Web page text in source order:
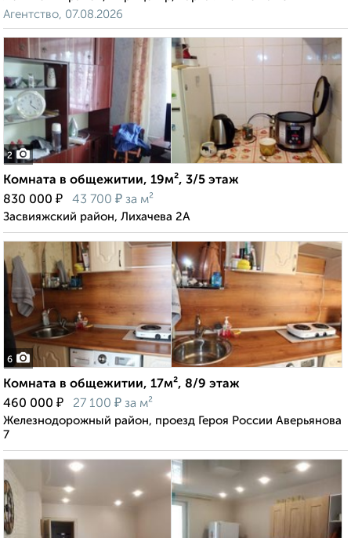
Агентство, 07.08.2026
2
Комната в общежитии, 19м², 3/5 этаж
830 000 ₽ 43 700 ₽ за м²
Засвияжский район, Лихачева 2А
6
Комната в общежитии, 17м², 8/9 этаж
460 000 ₽ 27 100 ₽ за м²
Железнодорожный район, проезд Героя России Аверьянова
7